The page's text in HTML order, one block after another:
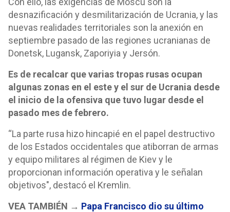
desnazificación y desmilitarización de Ucrania, y las
nuevas realidades territoriales son la anexión en
septiembre pasado de las regiones ucranianas de
Donetsk, Lugansk, Zaporiyia y Jersón.
Es de recalcar que varias tropas rusas ocupan
algunas zonas en el este y el sur de Ucrania desde
el inicio de la ofensiva que tuvo lugar desde el
pasado mes de febrero.
“La parte rusa hizo hincapié en el papel destructivo
de los Estados occidentales que atiborran de armas
y equipo militares al régimen de Kiev y le
proporcionan información operativa y le señalan
objetivos", destacó el Kremlin.
VEA TAMBIÉN → Papa Francisco dio su último